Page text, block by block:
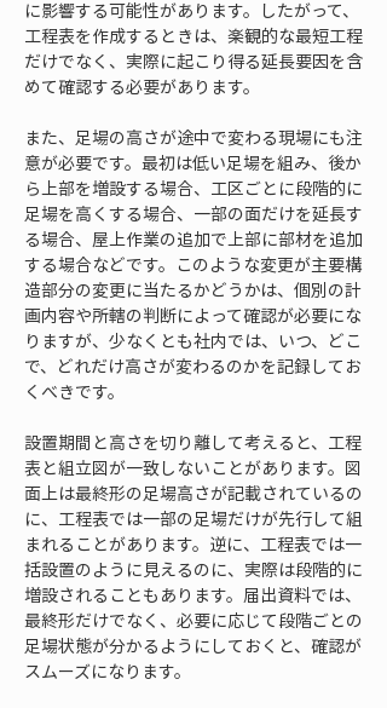
に影響する可能性があります。したがって、
工程表を作成するときは、楽観的な最短工程
だけでなく、実際に起こり得る延長要因を含
めて確認する必要があります。
また、足場の高さが途中で変わる現場にも注
意が必要です。最初は低い足場を組み、後か
ら上部を増設する場合、工区ごとに段階的に
足場を高くする場合、一部の面だけを延長す
る場合、屋上作業の追加で上部に部材を追加
する場合などです。このような変更が主要構
造部分の変更に当たるかどうかは、個別の計
画内容や所轄の判断によって確認が必要にな
りますが、少なくとも社内では、いつ、どこ
で、どれだけ高さが変わるのかを記録してお
くべきです。
設置期間と高さを切り離して考えると、工程
表と組立図が一致しないことがあります。図
面上は最終形の足場高さが記載されているの
に、工程表では一部の足場だけが先行して組
まれることがあります。逆に、工程表では一
括設置のように見えるのに、実際は段階的に
増設されることもあります。届出資料では、
最終形だけでなく、必要に応じて段階ごとの
足場状態が分かるようにしておくと、確認が
スムーズになります。